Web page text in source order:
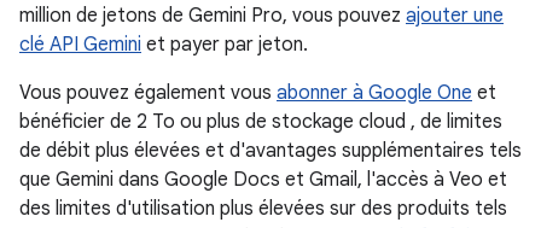
million de jetons de Gemini Pro, vous pouvez ajouter une
clé API Gemini et payer par jeton.
Vous pouvez également vous abonner à Google One et
bénéficier de 2 To ou plus de stockage cloud , de limites
de débit plus élevées et d'avantages supplémentaires tels
que Gemini dans Google Docs et Gmail, l'accès à Veo et
des limites d'utilisation plus élevées sur des produits tels